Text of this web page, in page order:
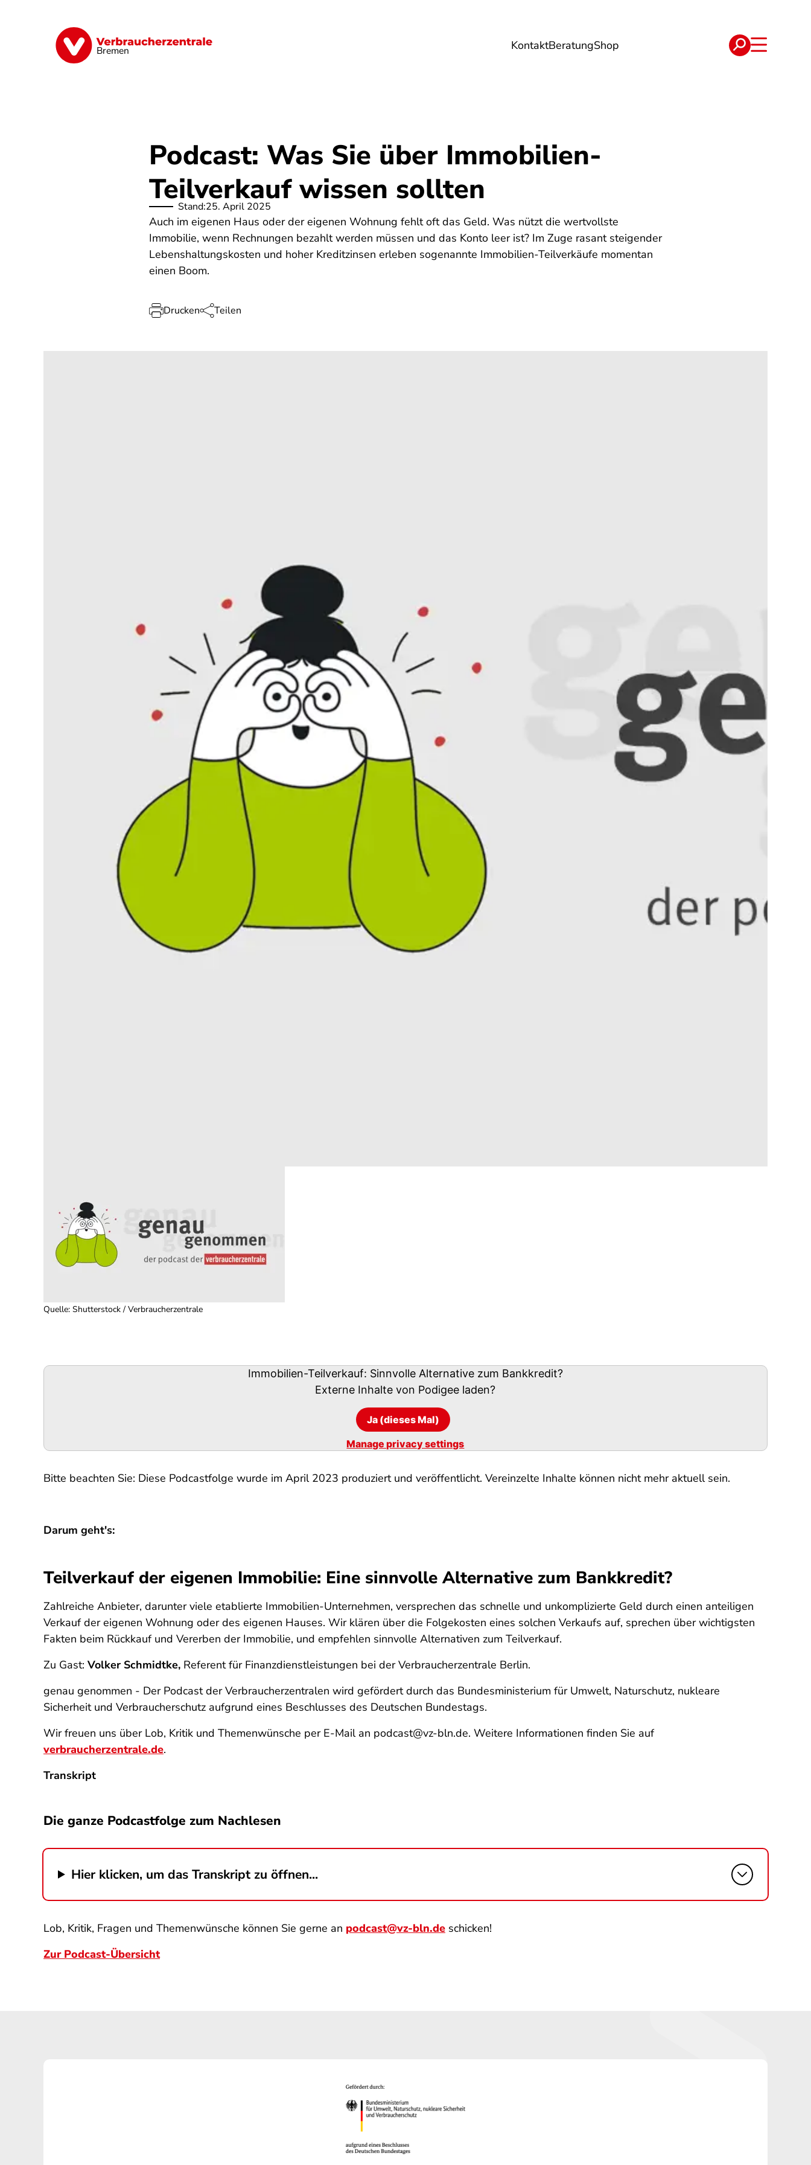
Bremen KontaktBeratungShop
Finanzen Digitales Lebensmittel Reise Verträge
Podcast: Was Sie über Immobilien-
Teilverkauf wissen sollten
Stand:25. April 2025
Auch im eigenen Haus oder der eigenen Wohnung fehlt oft das Geld. Was nützt die wertvollste
Immobilie, wenn Rechnungen bezahlt werden müssen und das Konto leer ist? Im Zuge rasant steigender
Lebenshaltungskosten und hoher Kreditzinsen erleben sogenannte Immobilien-Teilverkäufe momentan
einen Boom.
Drucken Teilen
Quelle: Shutterstock / Verbraucherzentrale
Podigee-
Immobilien-Teilverkauf: Sinnvolle Alternative zum Bankkredit?
Externe Inhalte von Podigee laden?
Ja (dieses Mal)
Manage privacy settings
Bitte beachten Sie: Diese Podcastfolge wurde im April 2023 produziert und veröffentlicht. Vereinzelte Inhalte können nicht mehr aktuell sein.
Darum geht's:
Teilverkauf der eigenen Immobilie: Eine sinnvolle Alternative zum Bankkredit?
Zahlreiche Anbieter, darunter viele etablierte Immobilien-Unternehmen, versprechen das schnelle und unkomplizierte Geld durch einen anteiligen
Verkauf der eigenen Wohnung oder des eigenen Hauses. Wir klären über die Folgekosten eines solchen Verkaufs auf, sprechen über wichtigsten
Fakten beim Rückkauf und Vererben der Immobilie, und empfehlen sinnvolle Alternativen zum Teilverkauf.
Zu Gast: Volker Schmidtke, Referent für Finanzdienstleistungen bei der Verbraucherzentrale Berlin.
genau genommen - Der Podcast der Verbraucherzentralen wird gefördert durch das Bundesministerium für Umwelt, Naturschutz, nukleare
Sicherheit und Verbraucherschutz aufgrund eines Beschlusses des Deutschen Bundestags.
Wir freuen uns über Lob, Kritik und Themenwünsche per E-Mail an podcast@vz-bln.de. Weitere Informationen finden Sie auf
verbraucherzentrale.de.
Transkript
Die ganze Podcastfolge zum Nachlesen
Hier klicken, um das Transkript zu öffnen...
Lob, Kritik, Fragen und Themenwünsche können Sie gerne an podcast@vz-bln.de schicken!
Zur Podcast-Übersicht